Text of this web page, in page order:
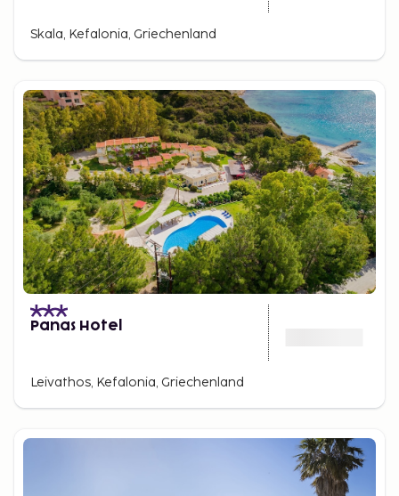
Skala, Kefalonia, Griechenland
Panas Hotel
Leivathos, Kefalonia, Griechenland